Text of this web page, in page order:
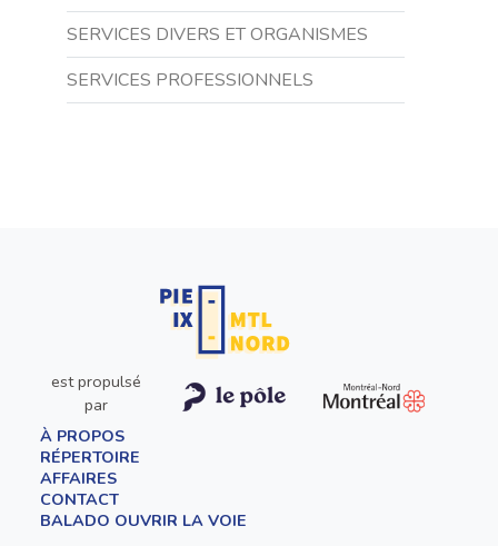
SERVICES DIVERS ET ORGANISMES
SERVICES PROFESSIONNELS
est propulsé
par
À PROPOS
RÉPERTOIRE
AFFAIRES
CONTACT
BALADO OUVRIR LA VOIE